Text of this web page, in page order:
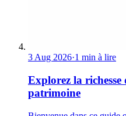
3 Aug 2026·1 min à lire
Explorez la richesse
patrimoine